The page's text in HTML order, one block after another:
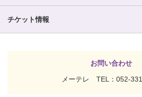
チケット情報
お問い合わせ
メーテレ TEL：052-